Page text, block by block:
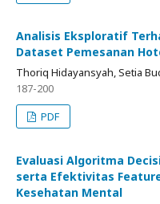
Analisis Eksploratif
Dataset Pemesanan
Thoriq Hidayansyah, Setia
187-200
PDF
Evaluasi Algoritma
serta Efektivitas
Kesehatan Mental